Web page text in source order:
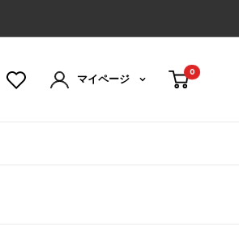
マイページ
0